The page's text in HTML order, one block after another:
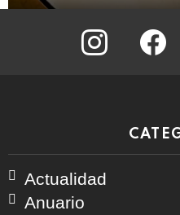
instagram
Actualidad
Anuario